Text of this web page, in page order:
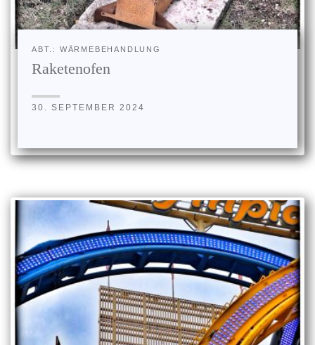
ABT.: WÄRMEBEHANDLUNG
Raketenofen
30. SEPTEMBER 2024